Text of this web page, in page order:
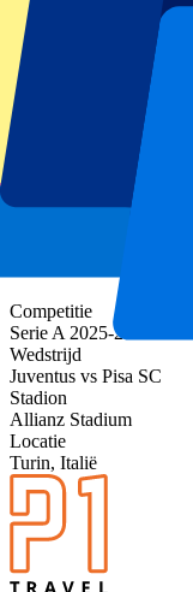
Competitie
Serie A 2025-2026
Wedstrijd
Juventus vs Pisa SC
Stadion
Allianz Stadium
Locatie
Turin, Italië